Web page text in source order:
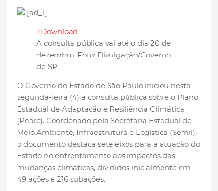
[ad_1]
Download
A consulta pública vai até o dia 20 de
dezembro. Foto: Divulgação/Governo
de SP
O Governo do Estado de São Paulo iniciou nesta
segunda-feira (4) a consulta pública sobre o Plano
Estadual de Adaptação e Resiliência Climática
(Pearc). Coordenado pela Secretaria Estadual de
Meio Ambiente, Infraestrutura e Logística (Semil),
o documento destaca sete eixos para a atuação do
Estado no enfrentamento aos impactos das
mudanças climáticas, divididos inicialmente em
49 ações e 216 subações.